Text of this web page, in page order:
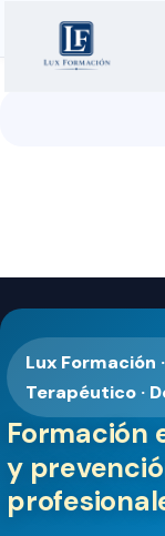
Lux Formación
Terapéutico ·
Formación
y